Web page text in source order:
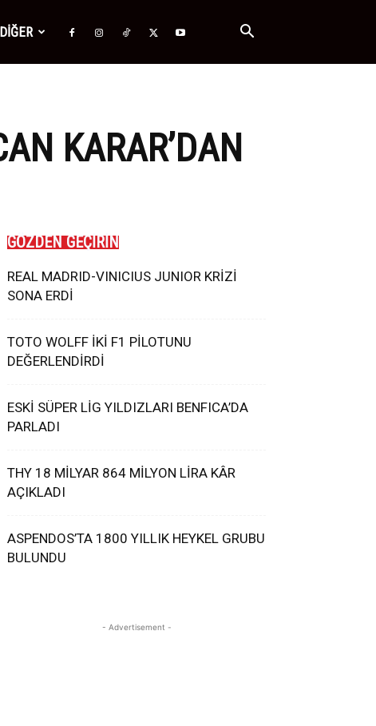
DİĞER
KARAR’DAN
GÖZDEN GEÇİRİN
REAL MADRID-VINICIUS JUNIOR KRİZİ
SONA ERDİ
TOTO WOLFF İKİ F1 PİLOTUNU
DEĞERLENDİRDİ
ESKİ SÜPER LİG YILDIZLARI BENFICA’DA
PARLADI
THY 18 MİLYAR 864 MİLYON LİRA KÂR
AÇIKLADI
ASPENDOS’TA 1800 YILLIK HEYKEL GRUBU
BULUNDU
- Advertisement -